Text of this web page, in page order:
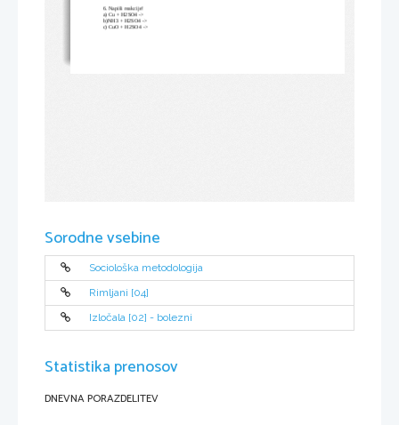
6. Napiši reakcije!
a) Cu + H2SO4 ->
b)NH3 + H2SO4 ->
c) CuO + H2SO4 ->
Sorodne vsebine
Sociološka metodologija
Rimljani [04]
Izločala [02] - bolezni
Statistika prenosov
DNEVNA PORAZDELITEV